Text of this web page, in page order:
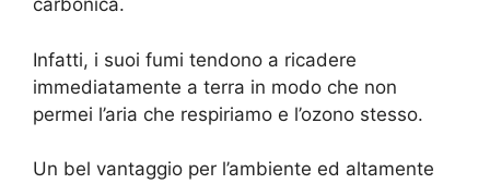
carbonica.
Infatti, i suoi fumi tendono a ricadere
immediatamente a terra in modo che non
permei l’aria che respiriamo e l’ozono stesso.
Un bel vantaggio per l’ambiente ed altamente